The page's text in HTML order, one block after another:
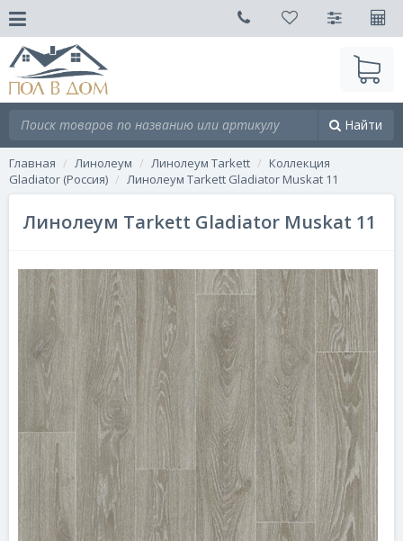
Найти
Главная Линолеум Линолеум Tarkett
Коллекция
Gladiator (Россия)
Линолеум Tarkett Gladiator Muskat 11
Линолеум Tarkett Gladiator Muskat 11